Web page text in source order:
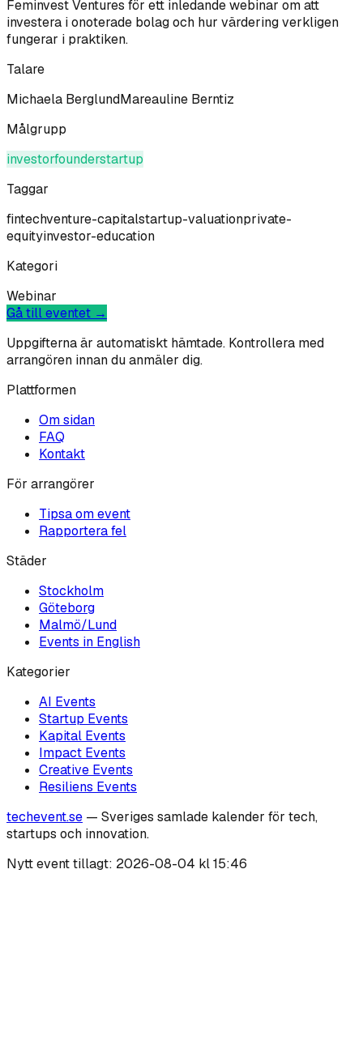
Feminvest Ventures för ett inledande webinar om att
investera i onoterade bolag och hur värdering verkligen
fungerar i praktiken.
Talare
Michaela BerglundMareauline Berntiz
Målgrupp
investorfounderstartup
Taggar
fintechventure-capitalstartup-valuationprivate-
equityinvestor-education
Kategori
Webinar
Gå till eventet →
Uppgifterna är automatiskt hämtade. Kontrollera med
arrangören innan du anmäler dig.
Plattformen
Om sidan
FAQ
Kontakt
För arrangörer
Tipsa om event
Rapportera fel
Städer
Stockholm
Göteborg
Malmö/Lund
Events in English
Kategorier
AI Events
Startup Events
Kapital Events
Impact Events
Creative Events
Resiliens Events
techevent.se — Sveriges samlade kalender för tech,
startups och innovation.
Nytt event tillagt: 2026-08-04 kl 15:46